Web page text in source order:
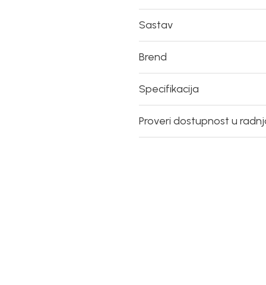
Sastav
Brend
Specifikacija
Proveri dostupnost u